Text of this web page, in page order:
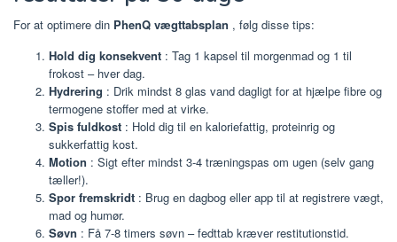
For at optimere din PhenQ vægttabsplan , følg disse tips:
Hold dig konsekvent : Tag 1 kapsel til morgenmad og 1 til
frokost – hver dag.
Hydrering : Drik mindst 8 glas vand dagligt for at hjælpe fibre og
termogene stoffer med at virke.
Spis fuldkost : Hold dig til en kaloriefattig, proteinrig og
sukkerfattig kost.
Motion : Sigt efter mindst 3-4 træningspas om ugen (selv gang
tæller!).
Spor fremskridt : Brug en dagbog eller app til at registrere vægt,
mad og humør.
Søvn : Få 7-8 timers søvn – fedttab kræver restitutionstid.